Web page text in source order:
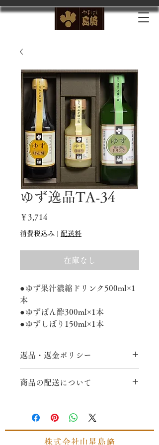
ゆず逸品TA-34
￥3,714
格
消費税込み | 配送料
在庫なし
●ゆず果汁濃縮ドリンク500ml×1
本
●ゆずぽん酢300ml×1本
●ゆずしぼり150ml×1本
返品・返金ポリシー
品違いの場合、返品等にかかる送料は
商品の配送について
送料950円
株式会社山星島﨑